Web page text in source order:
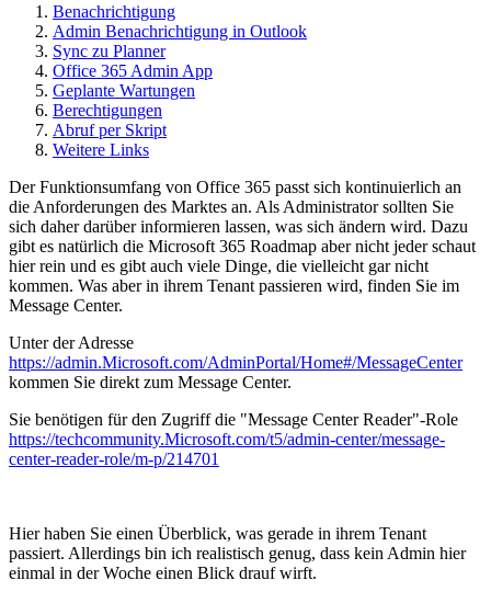
Benachrichtigung
Admin Benachrichtigung in Outlook
Sync zu Planner
Office 365 Admin App
Geplante Wartungen
Berechtigungen
Abruf per Skript
Weitere Links
Der Funktionsumfang von Office 365 passt sich kontinuierlich an
die Anforderungen des Marktes an. Als Administrator sollten Sie
sich daher darüber informieren lassen, was sich ändern wird. Dazu
gibt es natürlich die Microsoft 365 Roadmap aber nicht jeder schaut
hier rein und es gibt auch viele Dinge, die vielleicht gar nicht
kommen. Was aber in ihrem Tenant passieren wird, finden Sie im
Message Center.
Unter der Adresse
https://admin.Microsoft.com/AdminPortal/Home#/MessageCenter
kommen Sie direkt zum Message Center.
Sie benötigen für den Zugriff die "Message Center Reader"-Role
https://techcommunity.Microsoft.com/t5/admin-center/message-
center-reader-role/m-p/214701
Hier haben Sie einen Überblick, was gerade in ihrem Tenant
passiert. Allerdings bin ich realistisch genug, dass kein Admin hier
einmal in der Woche einen Blick drauf wirft.